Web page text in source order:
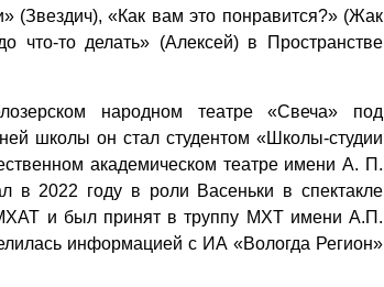
(Звездич), «Как вам это понравится?» (Жак
то делать» (Алексей) в Пространстве
народном театре «Свеча» под
школы он стал студентом «Школы-студии
академическом театре имени А. П.
в 2022 году в роли Васеньки в спектакле
и был принят в труппу МХТ имени А.П.
информацией с ИА «Вологда Регион»